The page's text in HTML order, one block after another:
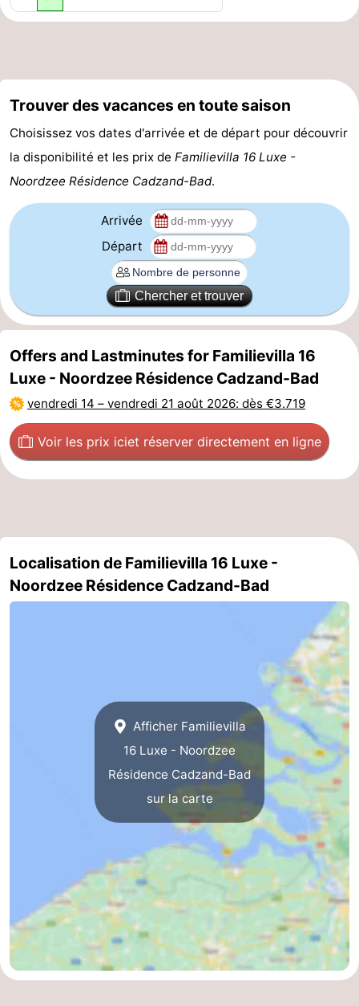
Zoutelande
-
Vlissingen
-
Vlaanderen
Sluis
-
Cadzand-
Dorp
-
Retranchement
-
Nature
Het
Flandre-
Occidentale
-
Gand
La
côte
-
Knokke-
-
Trouver des vacances en toute saison
Choisissez vos dates d'arrivée et de départ pour découvrir
la disponibilité et les prix de Familievilla 16 Luxe -
Noordzee Résidence Cadzand-Bad.
Arrivée
Départ
Chercher et trouver
Offers and Lastminutes for Familievilla 16
Luxe - Noordzee Résidence Cadzand-Bad
vendredi 14 – vendredi 21 août 2026: dès €3.719
Voir les prix iciet réserver directement en ligne
Localisation de Familievilla 16 Luxe -
Noordzee Résidence Cadzand-Bad
Afficher Familievilla
16 Luxe - Noordzee
Résidence Cadzand-Bad
sur la carte